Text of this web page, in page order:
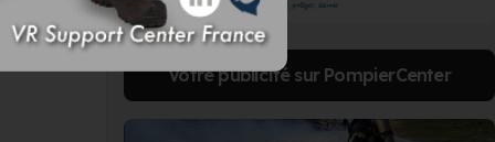
Votre publicité sur PompierCenter